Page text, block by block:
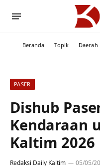
Beranda Topik Daerah
PASER
Dishub
Kendaraan
Kaltim 2026
Redaksi Daily Kaltim 05/05/